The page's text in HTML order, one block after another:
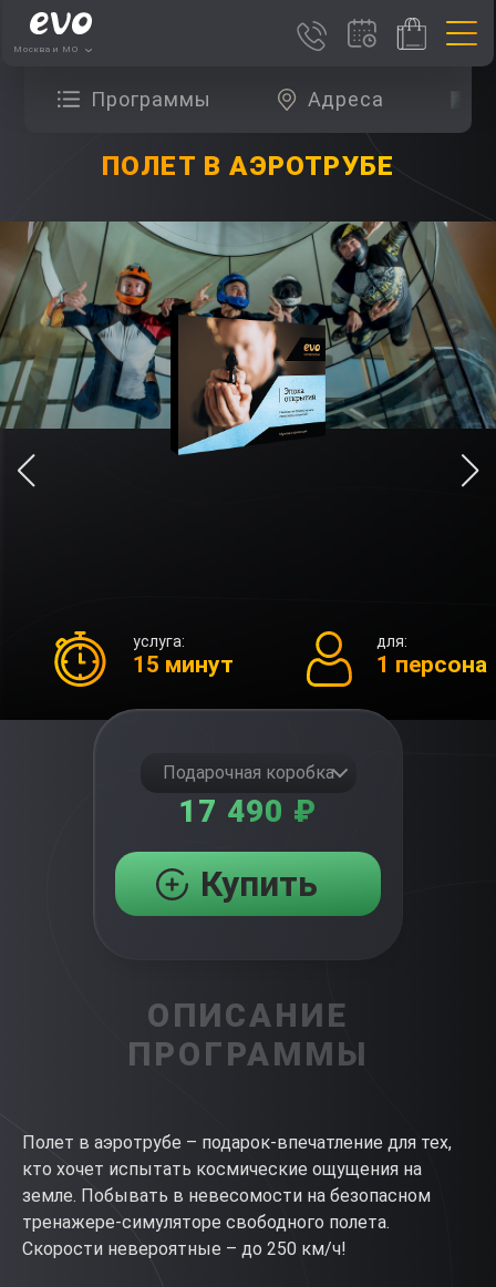
Москва и МО
Программы Адреса
ПОЛЕТ В АЭРОТРУБЕ
услуга:
15 минут
для:
1 персона
Подарочная коробка
17 490 ₽
Купить
ОПИСАНИЕ
ПРОГРАММЫ
Полет в аэротрубе – подарок-впечатление для тех,
кто хочет испытать космические ощущения на
земле. Побывать в невесомости на безопасном
тренажере-симуляторе свободного полета.
Скорости невероятные – до 250 км/ч!